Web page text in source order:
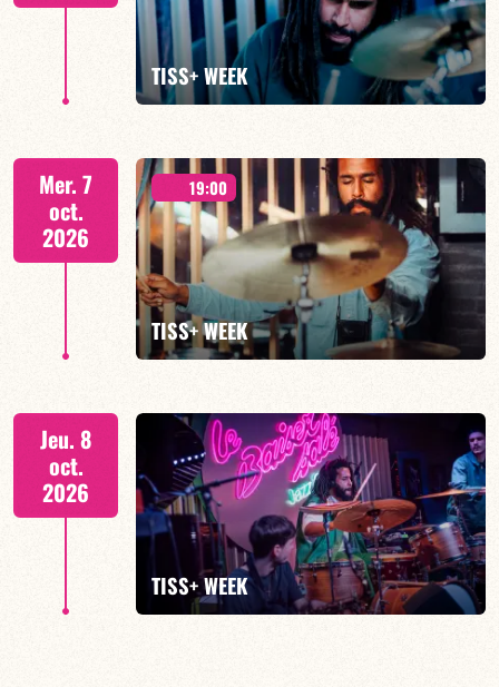
EN SAVOIR PLUS
TISS+ WEEK
Tiss Rodriguez batterie/lead
EN SAVOIR PLUS
Mer. 7
oct.
2026
19:00
TISS+ WEEK
Tiss Rodriguez batterie/lead
EN SAVOIR PLUS
Jeu. 8
oct.
2026
TISS+ WEEK